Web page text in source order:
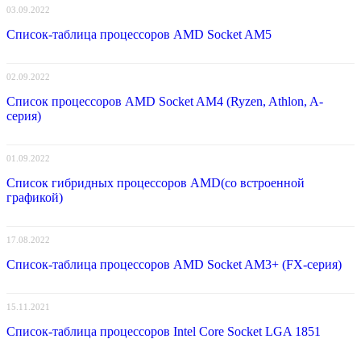
03.09.2022
Список-таблица процессоров AMD Socket AM5
02.09.2022
Список процессоров AMD Socket AM4 (Ryzen, Athlon, A-
серия)
01.09.2022
Список гибридных процессоров AMD(со встроенной
графикой)
17.08.2022
Список-таблица процессоров AMD Socket AM3+ (FX-серия)
15.11.2021
Список-таблица процессоров Intel Core Socket LGA 1851